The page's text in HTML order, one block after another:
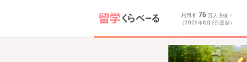
利用者 76 万人突破！
（2026年8月6日更新）